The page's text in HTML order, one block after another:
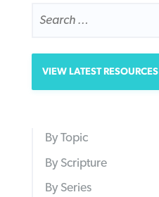
FOR:
VIEW LATEST RESOURCES
By Topic
By Scripture
By Series